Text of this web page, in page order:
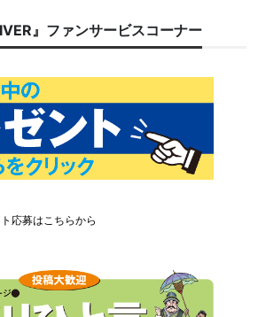
』ファンサービスコーナー
応募はこちらから